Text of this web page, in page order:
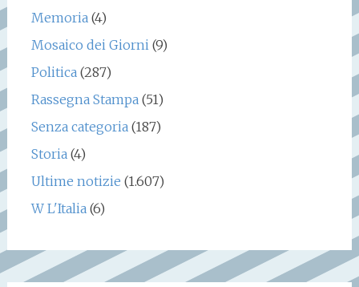
Memoria (4)
Mosaico dei Giorni (9)
Politica (287)
Rassegna Stampa (51)
Senza categoria (187)
Storia (4)
Ultime notizie (1.607)
W L'Italia (6)